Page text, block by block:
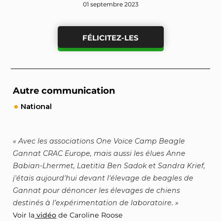
01 septembre 2023
FÉLICITEZ-LES
Autre communication
National
Avec les associations One Voice Camp Beagle
Gannat CRAC Europe, mais aussi les élues Anne
Babian-Lhermet, Laetitia Ben Sadok et Sandra Krief,
j'étais aujourd'hui devant l'élevage de beagles de
Gannat pour dénoncer les élevages de chiens
destinés à l’expérimentation de laboratoire.
Voir la vidéo de Caroline Roose